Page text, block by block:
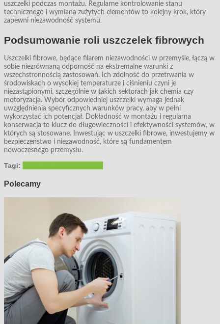
uszczelki podczas montażu. Regularne kontrolowanie stanu
technicznego i wymiana zużytych elementów to kolejny krok, który
zapewni niezawodność systemu.
Podsumowanie roli uszczelek fibrowych
Uszczelki fibrowe, będące filarem niezawodności w przemyśle, łączą w
sobie niezrównaną odporność na ekstremalne warunki z
wszechstronnością zastosowań. Ich zdolność do przetrwania w
środowiskach o wysokiej temperaturze i ciśnieniu czyni je
niezastąpionymi, szczególnie w takich sektorach jak chemia czy
motoryzacja. Wybór odpowiedniej uszczelki wymaga jednak
uwzględnienia specyficznych warunków pracy, aby w pełni
wykorzystać ich potencjał. Dokładność w montażu i regularna
konserwacja to klucz do długowieczności i efektywności systemów, w
których są stosowane. Inwestując w uszczelki fibrowe, inwestujemy w
bezpieczeństwo i niezawodność, które są fundamentem
nowoczesnego przemysłu.
Tagi:
Polecamy